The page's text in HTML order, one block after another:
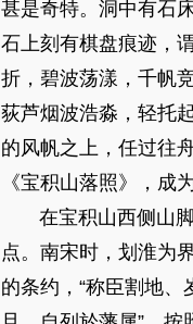
甚是奇特。洞中有石
石上刻有棋盘痕迹，
折，碧波荡漾，千帆
荻芦烟波浩淼，轻托
的风帆之上，任过往
《宝积山落照》，成
在宝积山西侧山脚
点。南宋时，划淮为
的条约，“称臣割地、